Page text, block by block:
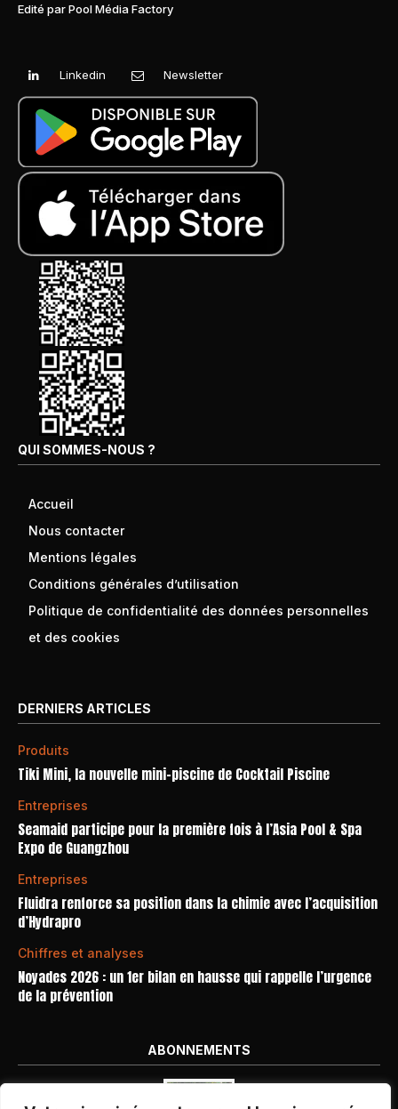
Edité par Pool Média Factory
Linkedin Newsletter
QUI SOMMES-NOUS ?
Accueil
Nous contacter
Mentions légales
Conditions générales d’utilisation
Politique de confidentialité des données personnelles
et des cookies
DERNIERS ARTICLES
Produits
Tiki Mini, la nouvelle mini-piscine de Cocktail Piscine
Entreprises
Seamaid participe pour la première fois à l’Asia Pool & Spa
Expo de Guangzhou
Entreprises
Fluidra renforce sa position dans la chimie avec l’acquisition
d’Hydrapro
Chiffres et analyses
Noyades 2026 : un 1er bilan en hausse qui rappelle l’urgence
de la prévention
ABONNEMENTS